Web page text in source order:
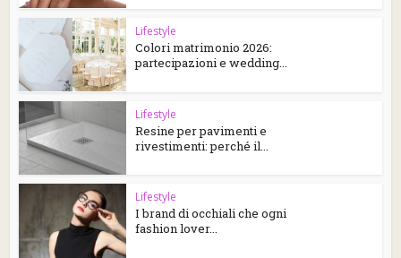
Lifestyle
Colori matrimonio 2026:
partecipazioni e wedding...
Lifestyle
Resine per pavimenti e
rivestimenti: perché il...
Lifestyle
I brand di occhiali che ogni
fashion lover...